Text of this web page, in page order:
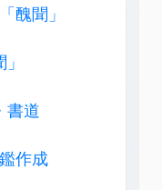
醜聞」
書道
作成